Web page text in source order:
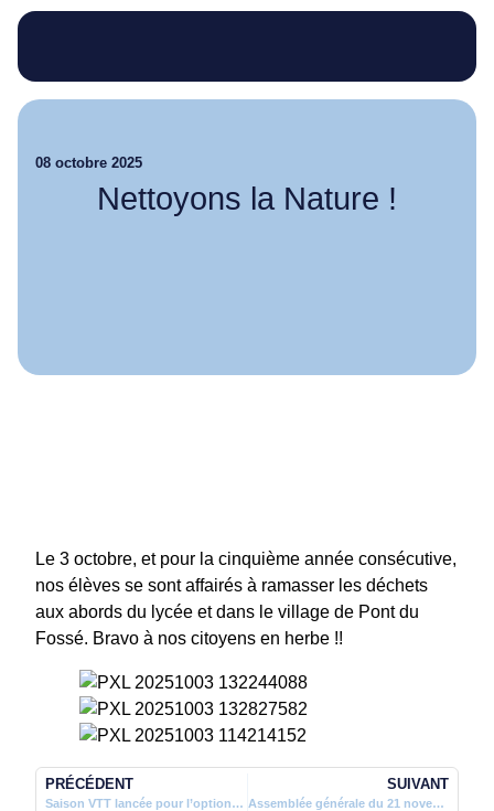
08 octobre 2025
Nettoyons la Nature !
Le 3 octobre, et pour la cinquième année consécutive,
nos élèves se sont affairés à ramasser les déchets
aux abords du lycée et dans le village de Pont du
Fossé. Bravo à nos citoyens en herbe !!
PRÉCÉDENT
Saison VTT lancée pour l’option VTT/ski 2025-2026
SUIVANT
Assemblée générale du 21 novembre 2025